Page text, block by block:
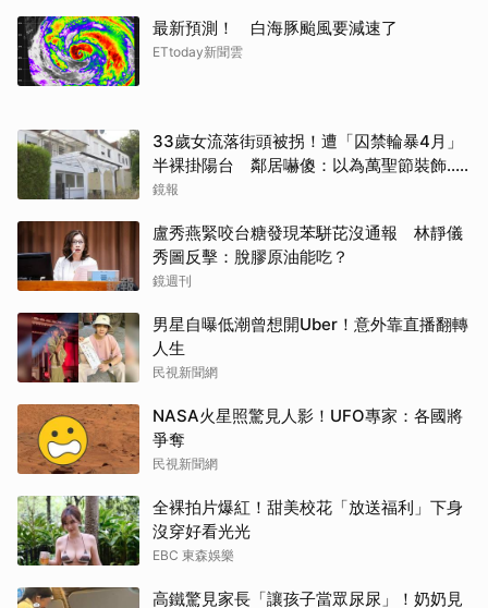
最新預測！ 白海豚颱風要減速了
ETtoday新聞雲
33歲女流落街頭被拐！遭「囚禁輪暴4月」
半裸掛陽台 鄰居嚇傻：以為萬聖節裝飾...
主謀竟與妻小同住
鏡報
盧秀燕緊咬台糖發現苯駢芘沒通報 林靜儀
秀圖反擊：脫膠原油能吃？
鏡週刊
男星自曝低潮曾想開Uber！意外靠直播翻轉
人生
民視新聞網
NASA火星照驚見人影！UFO專家：各國將
爭奪
民視新聞網
全裸拍片爆紅！甜美校花「放送福利」下身
沒穿好看光光
EBC 東森娛樂
高鐵驚見家長「讓孩子當眾尿尿」！奶奶見